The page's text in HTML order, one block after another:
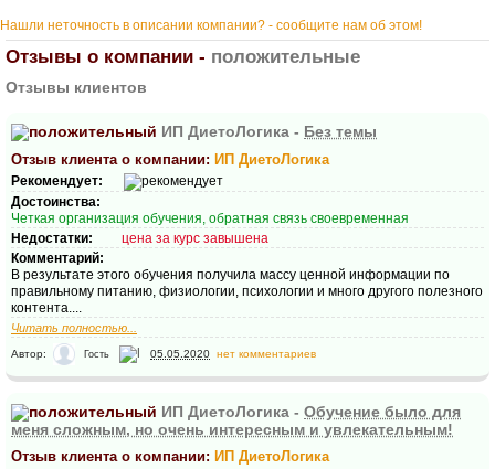
Нашли неточность в описании компании? - сообщите нам об этом!
Отзывы о компании - положительные
Отзывы клиентов
ИП ДиетоЛогика - Без темы
Отзыв клиента о компании: ИП ДиетоЛогика
Рекомендует:
Достоинства:
Четкая организация обучения, обратная связь своевременная
Недостатки:
цена за курс завышена
Комментарий:
В результате этого обучения получила массу ценной информации по
правильному питанию, физиологии, психологии и много другого полезного
контента....
Читать полностью...
Автор: Гость 05.05.2020 нет комментариев
ИП ДиетоЛогика - Обучение было для
меня сложным, но очень интересным и увлекательным!
Отзыв клиента о компании: ИП ДиетоЛогика